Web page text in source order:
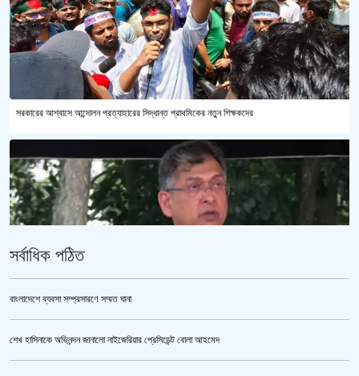
সরকারের আশ্বাসে আন্দোলন প্রত্যাহারের সিদ্ধান্ত প্রাথমিকের নতুন শিক্ষকদের
পুলিশ কোনো বিশেষ দলের বা গোষ্ঠীর লাঠিয়াল বাহিনী নয় : স্বরাষ্ট্রমন্ত্রী
সর্বাধিক পঠিত
বাংলাদেশে ব্যবসা সম্প্রসারণে সম্মত ঘানা
শেখ হাসিনাকে অভিনন্দন জানালো নাইজেরিয়ার প্রেসিডেন্ট বোলা আহমেদ